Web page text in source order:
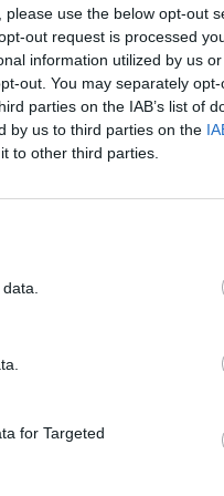
use the below opt-out
out request is processed
information utilized by us
out. You may separately
parties on the IAB’s list of
by us to third parties on the
to other third parties.
for Targeted
in un percorso guidato
di Campagna Amica
della Coldiretti
Coldiretti avrà una parte
al giusto prezzo. Il
Lega che dislocate